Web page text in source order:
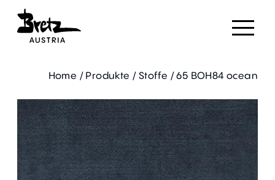
Home / Produkte / Stoffe /65 BOH84 ocean